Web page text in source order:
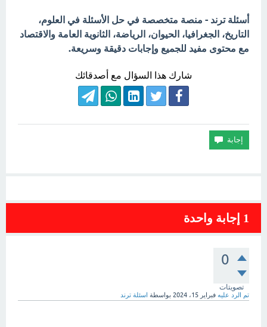
أسئلة ترند - منصة متخصصة في حل الأسئلة في العلوم،
التاريخ، الجغرافيا، الحيوان، الرياضة، الثانوية العامة والاقتصاد
مع محتوى مفيد للجميع وإجابات دقيقة وسريعة.
شارك هذا السؤال مع أصدقائك
1 إجابة واحدة
0
تصويتات
تم الرد عليه فبراير 15، 2024 بواسطة اسئلة ترند